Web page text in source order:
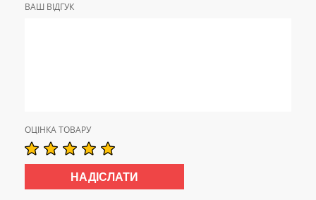
ВАШ ВІДГУК
ОЦІНКА ТОВАРУ